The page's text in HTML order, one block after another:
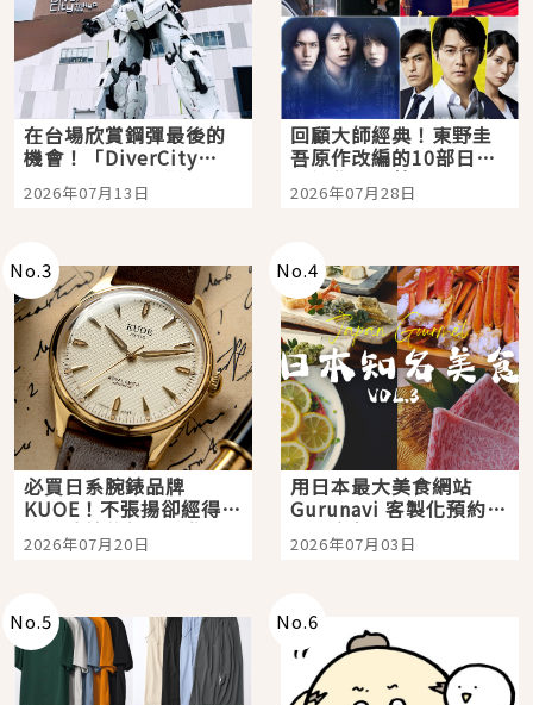
在台場欣賞鋼彈最後的
機會！「DiverCity
Tokyo Plaza」搭船、
購物、美食及夜景，一
2026年07月13日
回顧大師經典！東野圭
吾原作改編的10部日本
影視作品推薦
2026年07月28日
No.3
必買日系腕錶品牌
KUOE！不張揚卻經得起
時間洗鍊的經典之作五
選
2026年07月20日
No.4
用日本最大美食網站
Gurunavi 客製化預約九
大都市餐廳，打造專屬
美食體驗！
2026年07月03日
No.5 No.6